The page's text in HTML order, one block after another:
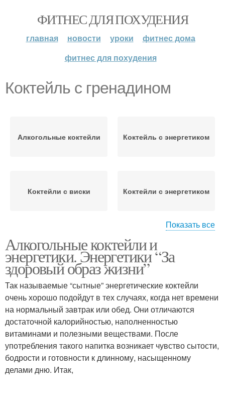
ФИТНЕС ДЛЯ ПОХУДЕНИЯ
главная новости уроки
фитнес дома
фитнес для похудения
Коктейль с гренадином
Алкогольные коктейли Коктейль с энергетиком
Коктейли с виски Коктейли с энергетиком
коктейли
Медовый коктейль
Бананово-клубничный
коктейль
Цитрусовый коктейль
Энергетические
коктейли
Коктейли без алкоголя
Показать все
Алкогольные коктейли и
энергетики. Энергетики “За
здоровый образ жизни”
Так называемые “сытные” энергетические коктейли
очень хорошо подойдут в тех случаях, когда нет времени
на нормальный завтрак или обед. Они отличаются
достаточной калорийностью, наполненностью
витаминами и полезными веществами. После
употребления такого напитка возникает чувство сытости,
бодрости и готовности к длинному, насыщенному
делами дню. Итак,